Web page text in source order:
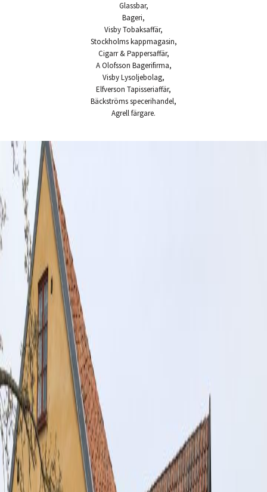
Glassbar,
Bageri,
Visby Tobaksaffär,
Stockholms kappmagasin,
Cigarr & Pappersaffär,
A Olofsson Bagerifirma,
Visby Lysoljebolag,
Elfverson Tapisseriaffär,
Bäckströms specerihandel,
Agrell färgare.